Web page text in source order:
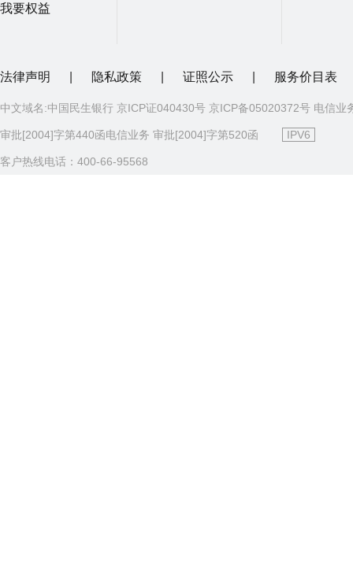
我要权益
法律声明 隐私政策 证照公示 服务价目表
中文域名:中国民生银行 京ICP证040430号 京ICP备05020372号 电信业
审批[2004]字第440函电信业务 审批[2004]字第520函 IPV6
客户热线电话：400-66-95568